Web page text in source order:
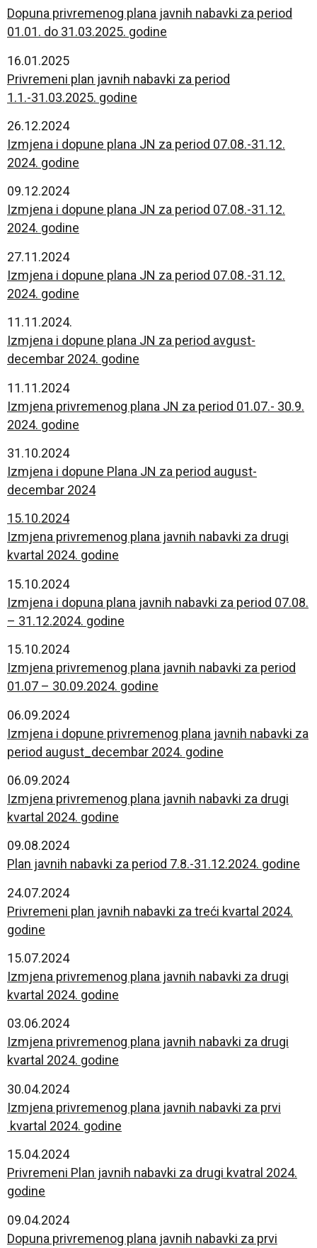
Dopuna privremenog plana javnih nabavki za period
01.01. do 31.03.2025. godine
16.01.2025
Privremeni plan javnih nabavki za period
1.1.-31.03.2025. godine
26.12.2024
Izmjena i dopune plana JN za period 07.08.-31.12.
2024. godine
09.12.2024
Izmjena i dopune plana JN za period 07.08.-31.12.
2024. godine
27.11.2024
Izmjena i dopune plana JN za period 07.08.-31.12.
2024. godine
11.11.2024.
Izmjena i dopune plana JN za period avgust-
decembar 2024. godine
11.11.2024
Izmjena privremenog plana JN za period 01.07.- 30.9.
2024. godine
31.10.2024
Izmjena i dopune Plana JN za period august-
decembar 2024
15.10.2024
Izmjena privremenog plana javnih nabavki za drugi
kvartal 2024. godine
15.10.2024
Izmjena i dopuna plana javnih nabavki za period 07.08.
– 31.12.2024. godine
15.10.2024
Izmjena privremenog plana javnih nabavki za period
01.07 – 30.09.2024. godine
06.09.2024
Izmjena i dopune privremenog plana javnih nabavki za
period august_decembar 2024. godine
06.09.2024
Izmjena privremenog plana javnih nabavki za drugi
kvartal 2024. godine
09.08.2024
Plan javnih nabavki za period 7.8.-31.12.2024. godine
24.07.2024
Privremeni plan javnih nabavki za treći kvartal 2024.
godine
15.07.2024
Izmjena privremenog plana javnih nabavki za drugi
kvartal 2024. godine
03.06.2024
Izmjena privremenog plana javnih nabavki za drugi
kvartal 2024. godine
30.04.2024
Izmjena privremenog plana javnih nabavki za prvi
kvartal 2024. godine
15.04.2024
Privremeni Plan javnih nabavki za drugi kvatral 2024.
godine
09.04.2024
Dopuna privremenog plana javnih nabavki za prvi